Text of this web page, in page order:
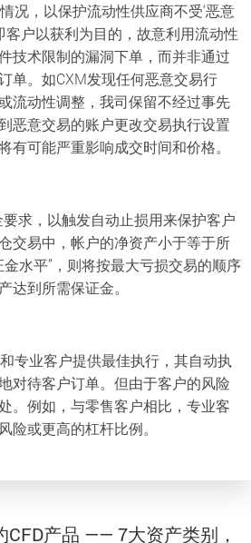
况，以保护流动性供应商不受‘恶意
客户以获利为目的，故意利用流动性
技术限制的漏洞下单，而并非通过
单。如CXM发现任何恶意交易行
流动性调整，我司保留不经过事先
恶意交易的账户更改交易执行设置
有可能严重影响成交时间和价格。
求，以触发自动止损用来保护客户
交易中，帐户的净资产小于等于所
水平”，则将按最大亏损交易的顺序
达到所需保证金。
专业客户提供最佳执行，其自动执
对待客户订单。但由于客户的风险
。例如，与零售客户相比，专业客
险或更高的杠杆比例。
CFD产品 —— 7大资产类别，